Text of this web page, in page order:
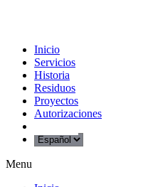
Inicio
Servicios
Historia
Residuos
Proyectos
Autorizaciones
Menu